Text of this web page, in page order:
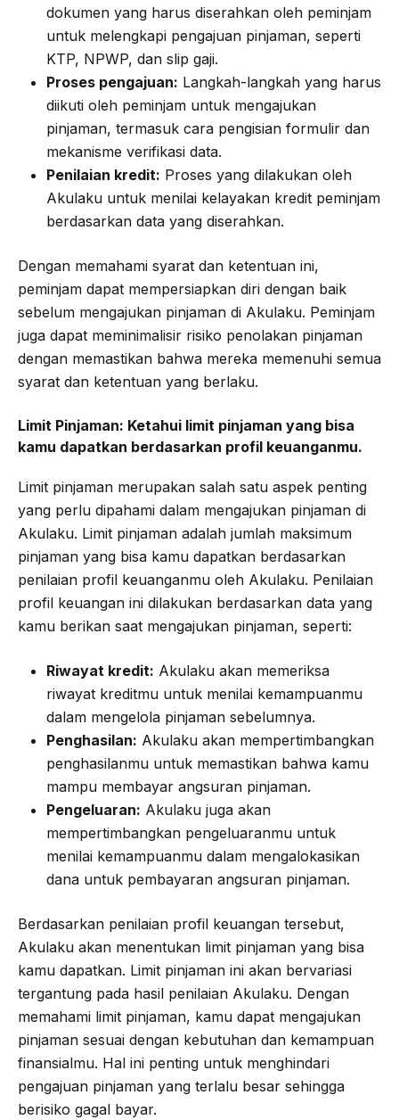
dokumen yang harus diserahkan oleh peminjam
untuk melengkapi pengajuan pinjaman, seperti
KTP, NPWP, dan slip gaji.
Proses pengajuan: Langkah-langkah yang harus
diikuti oleh peminjam untuk mengajukan
pinjaman, termasuk cara pengisian formulir dan
mekanisme verifikasi data.
Penilaian kredit: Proses yang dilakukan oleh
Akulaku untuk menilai kelayakan kredit peminjam
berdasarkan data yang diserahkan.
Dengan memahami syarat dan ketentuan ini,
peminjam dapat mempersiapkan diri dengan baik
sebelum mengajukan pinjaman di Akulaku. Peminjam
juga dapat meminimalisir risiko penolakan pinjaman
dengan memastikan bahwa mereka memenuhi semua
syarat dan ketentuan yang berlaku.
Limit Pinjaman: Ketahui limit pinjaman yang bisa
kamu dapatkan berdasarkan profil keuanganmu.
Limit pinjaman merupakan salah satu aspek penting
yang perlu dipahami dalam mengajukan pinjaman di
Akulaku. Limit pinjaman adalah jumlah maksimum
pinjaman yang bisa kamu dapatkan berdasarkan
penilaian profil keuanganmu oleh Akulaku. Penilaian
profil keuangan ini dilakukan berdasarkan data yang
kamu berikan saat mengajukan pinjaman, seperti:
Riwayat kredit: Akulaku akan memeriksa
riwayat kreditmu untuk menilai kemampuanmu
dalam mengelola pinjaman sebelumnya.
Penghasilan: Akulaku akan mempertimbangkan
penghasilanmu untuk memastikan bahwa kamu
mampu membayar angsuran pinjaman.
Pengeluaran: Akulaku juga akan
mempertimbangkan pengeluaranmu untuk
menilai kemampuanmu dalam mengalokasikan
dana untuk pembayaran angsuran pinjaman.
Berdasarkan penilaian profil keuangan tersebut,
Akulaku akan menentukan limit pinjaman yang bisa
kamu dapatkan. Limit pinjaman ini akan bervariasi
tergantung pada hasil penilaian Akulaku. Dengan
memahami limit pinjaman, kamu dapat mengajukan
pinjaman sesuai dengan kebutuhan dan kemampuan
finansialmu. Hal ini penting untuk menghindari
pengajuan pinjaman yang terlalu besar sehingga
berisiko gagal bayar.